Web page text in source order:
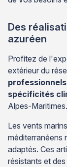
Des
azuréen
Profitez de
extérieur du
spécificités
Alpes-Maritimes.
Les vents
méditerranéens
adaptés. Ces
résistants et